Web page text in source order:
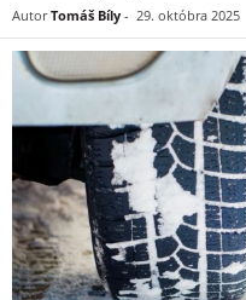
Autor Tomáš Bíly - 29. októbra 2025